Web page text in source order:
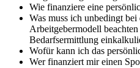
Wie finanziere eine
Was muss ich unbedingt bei
Arbeitgebermodell
Bedarfsermittlung
Wofür kann ich das
Wer finanziert mir einen